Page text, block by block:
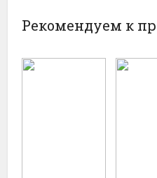
Рекомендуем к